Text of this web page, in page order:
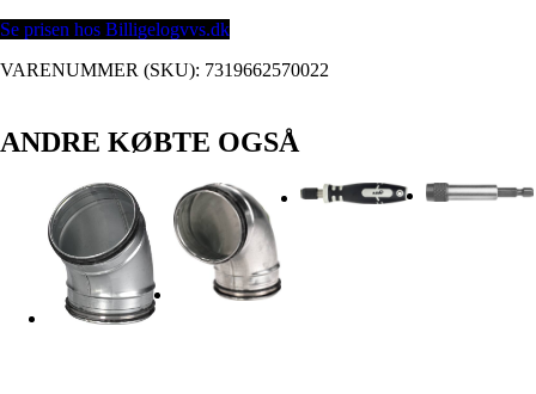
Se prisen hos Billigelogvvs.dk
VARENUMMER (SKU): 7319662570022
ANDRE KØBTE OGSÅ